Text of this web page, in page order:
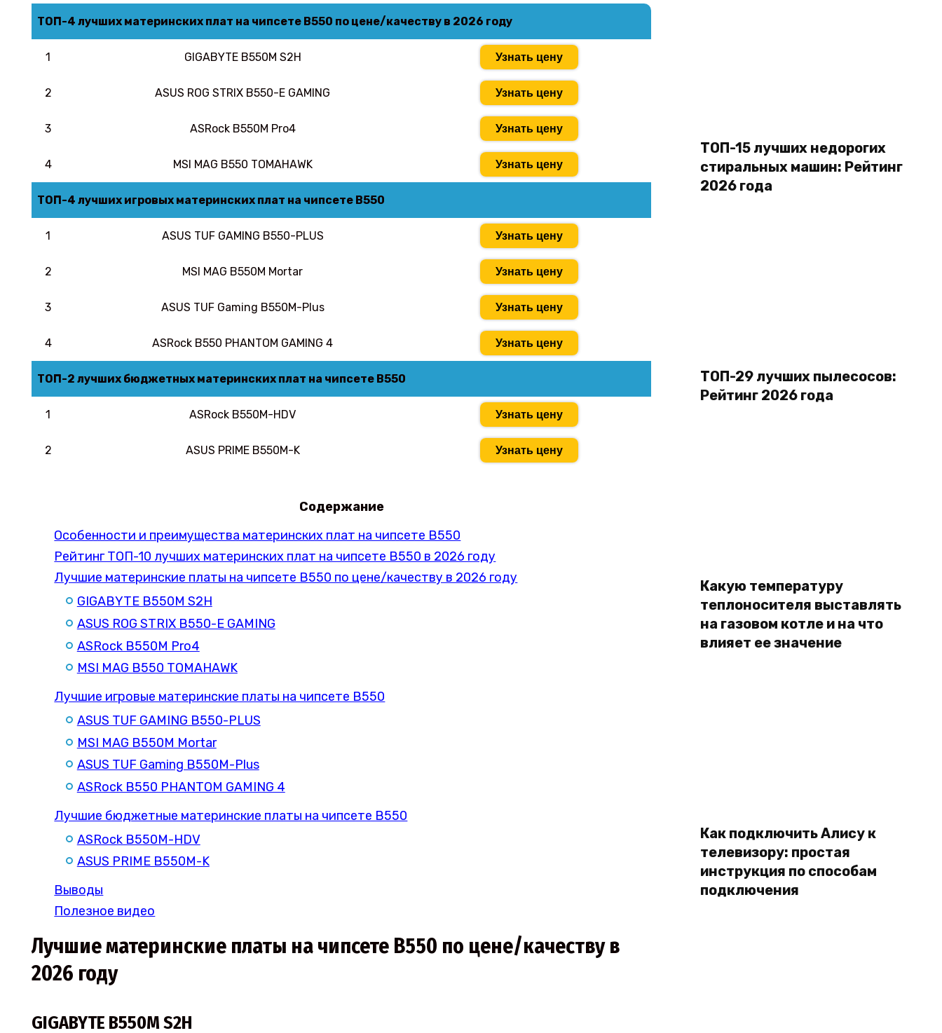
ТОП-4 лучших материнских плат на чипсете B550 по цене/качеству в 2026 году
1 GIGABYTE B550M S2H Узнать цену
2 ASUS ROG STRIX B550-E GAMING Узнать цену
3 ASRock B550M Pro4 Узнать цену
4 MSI MAG B550 TOMAHAWK Узнать цену
ТОП-4 лучших игровых материнских плат на чипсете B550
1 ASUS TUF GAMING B550-PLUS Узнать цену
2 MSI MAG B550M Mortar Узнать цену
3 ASUS TUF Gaming B550M-Plus Узнать цену
4 ASRock B550 PHANTOM GAMING 4 Узнать цену
ТОП-2 лучших бюджетных материнских плат на чипсете B550
1 ASRock B550M-HDV Узнать цену
2 ASUS PRIME B550M-K Узнать цену
Содержание
Особенности и преимущества материнских плат на чипсете В550
Рейтинг ТОП-10 лучших материнских плат на чипсете B550 в 2026 году
Лучшие материнские платы на чипсете B550 по цене/качеству в 2026 году
GIGABYTE B550M S2H
ASUS ROG STRIX B550-E GAMING
ASRock B550M Pro4
MSI MAG B550 TOMAHAWK
Лучшие игровые материнские платы на чипсете B550
ASUS TUF GAMING B550-PLUS
MSI MAG B550M Mortar
ASUS TUF Gaming B550M-Plus
ASRock B550 PHANTOM GAMING 4
Лучшие бюджетные материнские платы на чипсете B550
ASRock B550M-HDV
ASUS PRIME B550M-K
Выводы
Полезное видео
Лучшие материнские платы на чипсете B550 по цене/качеству в
2026 году
GIGABYTE B550M S2H
ТОП-15 лучших недорогих
стиральных машин: Рейтинг
2026 года
ТОП-29 лучших пылесосов:
Рейтинг 2026 года
Какую температуру
теплоносителя выставлять
на газовом котле и на что
влияет ее значение
Как подключить Алису к
телевизору: простая
инструкция по способам
подключения